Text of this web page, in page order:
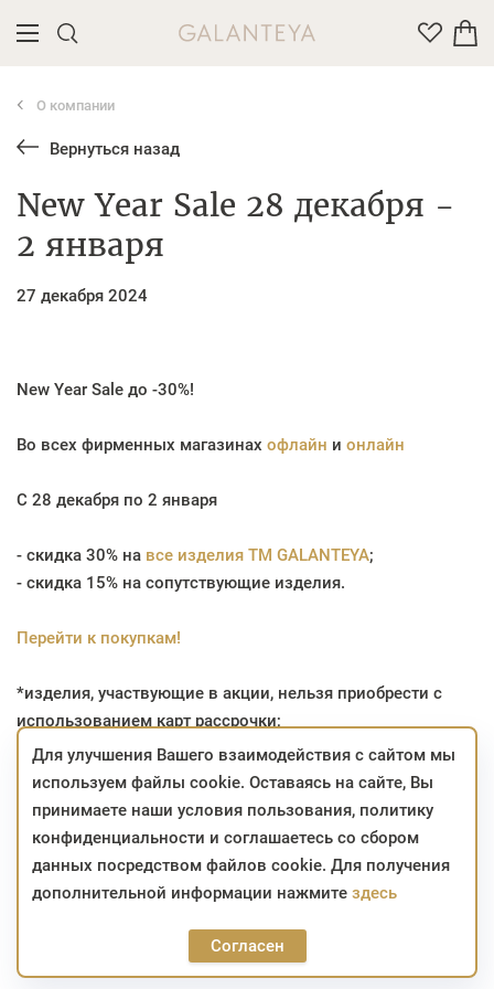
Введите название или артикул товара
О компании
Вернуться назад
New Year Sale 28 декабря -
2 января
27 декабря 2024
New Year Sale до -30%!
Во всех фирменных магазинах офлайн и онлайн
С 28 декабря по 2 января
- скидка 30% на все изделия TM GALANTEYA;
- скидка 15% на сопутствующие изделия.
Перейти к покупкам!
*изделия, участвующие в акции, нельзя приобрести с
использованием карт рассрочки;
*скидка не суммируется с другими скидками;
*скидка не распространяется на уценённые изделия;
*на заказы, сформированные в интернет-магазине в
период проведения акции, скидка сохраняется до
момента приобретения.
Для улучшения Вашего взаимодействия с сайтом мы
используем файлы cookie. Оставаясь на сайте, Вы
принимаете наши условия пользования, политику
конфиденциальности и соглашаетесь со сбором
данных посредством файлов cookie. Для получения
дополнительной информации нажмите здесь
Согласен